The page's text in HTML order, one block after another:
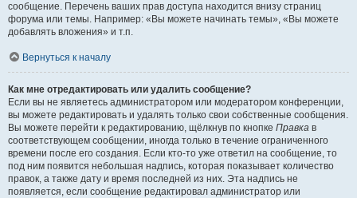
сообщение. Перечень ваших прав доступа находится внизу страниц
форума или темы. Например: «Вы можете начинать темы», «Вы можете
добавлять вложения» и т.п.
Вернуться к началу
Как мне отредактировать или удалить сообщение?
Если вы не являетесь администратором или модератором конференции,
вы можете редактировать и удалять только свои собственные сообщения.
Вы можете перейти к редактированию, щёлкнув по кнопке Правка в
соответствующем сообщении, иногда только в течение ограниченного
времени после его создания. Если кто-то уже ответил на сообщение, то
под ним появится небольшая надпись, которая показывает количество
правок, а также дату и время последней из них. Эта надпись не
появляется, если сообщение редактировал администратор или